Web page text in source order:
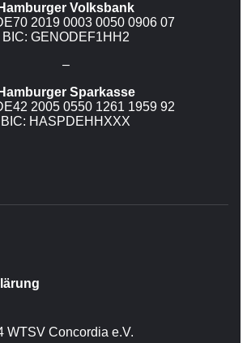
Hamburger Volksbank
2019 0003 0050 0906 07
BIC: GENODEF1HH2
–
Hamburger Sparkasse
2005 0550 1261 1959 92
BIC: HASPDEHHXXX
WTSV Concordia e.V.